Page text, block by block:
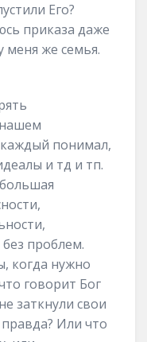
Его?
приказа даже
меня же семья.
понимал,
и тд и тп.
проблем.
когда нужно
говорит Бог
заткнули свои
Или что